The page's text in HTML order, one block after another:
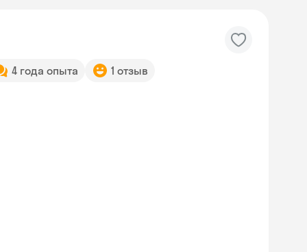
4 года опыта 1 отзыв